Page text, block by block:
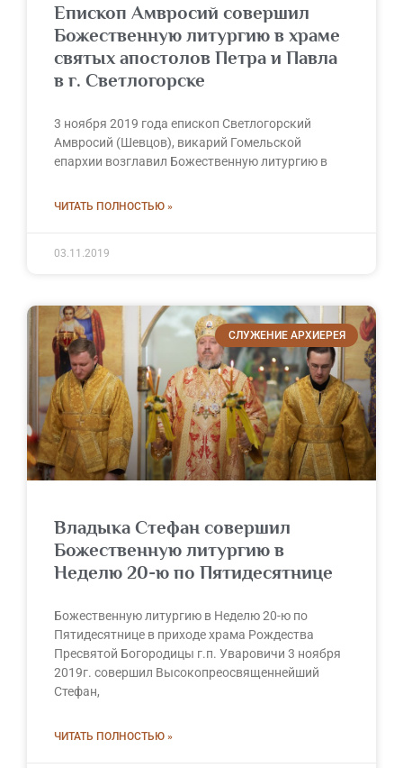
Епископ Амвросий совершил
Божественную литургию в храме
святых апостолов Петра и Павла
в г. Светлогорске
3 ноября 2019 года епископ Светлогорский
Амвросий (Шевцов), викарий Гомельской
епархии возглавил Божественную литургию в
ЧИТАТЬ ПОЛНОСТЬЮ »
03.11.2019
СЛУЖЕНИЕ АРХИЕРЕЯ
Владыка Стефан совершил
Божественную литургию в
Неделю 20-ю по Пятидесятнице
Божественную литургию в Неделю 20-ю по
Пятидесятнице в приходе храма Рождества
Пресвятой Богородицы г.п. Уваровичи 3 ноября
2019г. совершил Высокопреосвященнейший
Стефан,
ЧИТАТЬ ПОЛНОСТЬЮ »